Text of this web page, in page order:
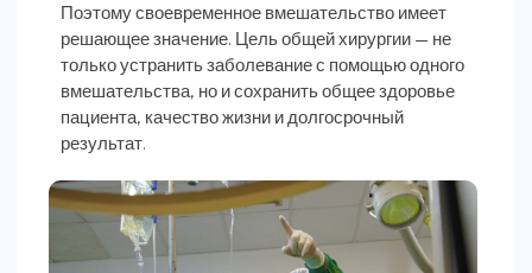
Поэтому своевременное вмешательство имеет
решающее значение. Цель общей хирургии — не
только устранить заболевание с помощью одного
вмешательства, но и сохранить общее здоровье
пациента, качество жизни и долгосрочный
результат.